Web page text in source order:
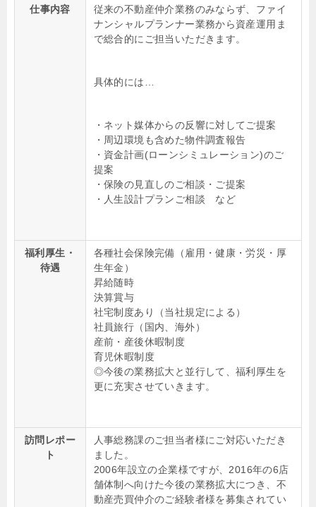
仕事内容
従来の不動産仲介業務のみならず、ファイ
ナンシャルプランナー業務から資産運用ま
で総合的にご担当いただきます。
具体的には…
・ネット媒体からの反響に対してご提案
・周辺環境も含めた物件調査報告
・資金計画(ローンシミュレーション)のご
提案
・保険の見直しのご相談・ご提案
・人生設計プランご相談 など
福利厚生・
待遇
各種社会保険完備（雇用・健康・労災・厚
生年金）
昇給随時
決算賞与
社宅制度あり（当社規定による）
社員旅行（国内、海外）
産前・産後休暇制度
育児休暇制度
◎今後の業務拡大と並行して、福利厚生を
更に充実させていきます。
訪問レポー
ト
人事総務課のご担当者様にご対応いただき
ました。
2006年設立の企業様ですが、2016年の6店
舗体制へ向けた今後の業務拡大につき、不
動産売買仲介のご経験者様を募集されてい